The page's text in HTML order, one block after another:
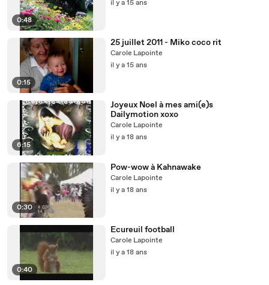
0:48
il y a 15 ans
0:15
25 juillet 2011 - Miko coco rit
Carole Lapointe
il y a 15 ans
6:15
Joyeux Noel à mes ami(e)s
Dailymotion xoxo
Carole Lapointe
il y a 18 ans
0:30
Pow-wow à Kahnawake
Carole Lapointe
il y a 18 ans
0:40
Ecureuil football
Carole Lapointe
il y a 18 ans